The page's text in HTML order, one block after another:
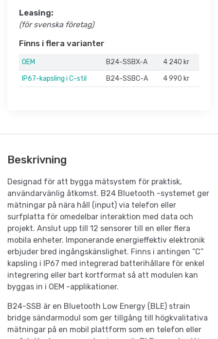
Leasing:
(för svenska företag)
Finns i flera varianter
OEM B24-SSBX-A
4 240 kr
IP67-kapsling i C-stil
B24-SSBC-A 4 990 kr
Beskrivning
Designad för att bygga mätsystem för praktisk,
användarvänlig åtkomst. B24 Bluetooth -systemet ger
mätningar på nära håll (input) via telefon eller
surfplatta för omedelbar interaktion med data och
projekt. Anslut upp till 12 sensorer till en eller flera
mobila enheter. Imponerande energieffektiv elektronik
erbjuder bred ingångskänslighet. Finns i antingen ”C”
kapsling i IP67 med integrerad batterihållare för enkel
integrering eller bart kortformat så att modulen kan
byggas in i OEM -applikationer.
B24-SSB är en Bluetooth Low Energy (BLE) strain
bridge sändarmodul som ger tillgång till högkvalitativa
mätningar på en mobil plattform som en telefon eller